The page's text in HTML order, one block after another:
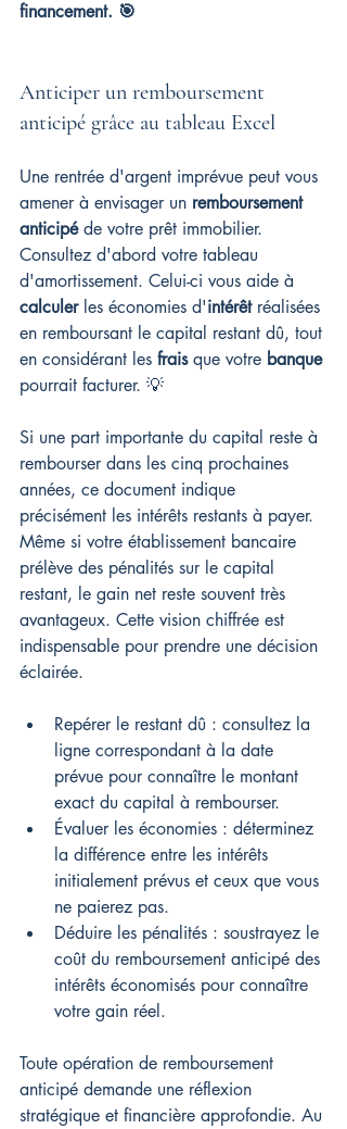
financement. 🎯
Anticiper un remboursement
anticipé grâce au tableau Excel
Une rentrée d'argent imprévue peut vous
amener à envisager un remboursement
anticipé de votre prêt immobilier.
Consultez d'abord votre tableau
d'amortissement. Celui-ci vous aide à
calculer les économies d'intérêt réalisées
en remboursant le capital restant dû, tout
en considérant les frais que votre banque
pourrait facturer. 💡
Si une part importante du capital reste à
rembourser dans les cinq prochaines
années, ce document indique
précisément les intérêts restants à payer.
Même si votre établissement bancaire
prélève des pénalités sur le capital
restant, le gain net reste souvent très
avantageux. Cette vision chiffrée est
indispensable pour prendre une décision
éclairée.
Repérer le restant dû : consultez la
ligne correspondant à la date
prévue pour connaître le montant
exact du capital à rembourser.
Évaluer les économies : déterminez
la différence entre les intérêts
initialement prévus et ceux que vous
ne paierez pas.
Déduire les pénalités : soustrayez le
coût du remboursement anticipé des
intérêts économisés pour connaître
votre gain réel.
Toute opération de remboursement
anticipé demande une réflexion
stratégique et financière approfondie. Au